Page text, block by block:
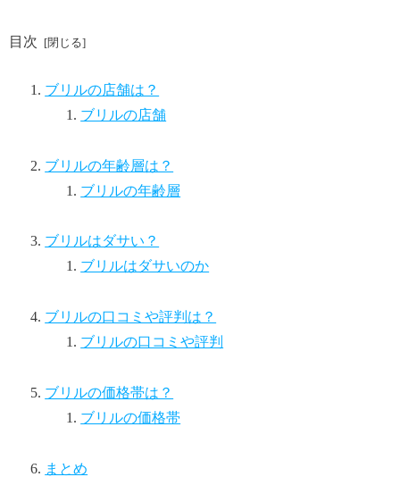
目次
ブリルの店舗は？
ブリルの店舗
ブリルの年齢層は？
ブリルの年齢層
ブリルはダサい？
ブリルはダサいのか
ブリルの口コミや評判は？
ブリルの口コミや評判
ブリルの価格帯は？
ブリルの価格帯
まとめ